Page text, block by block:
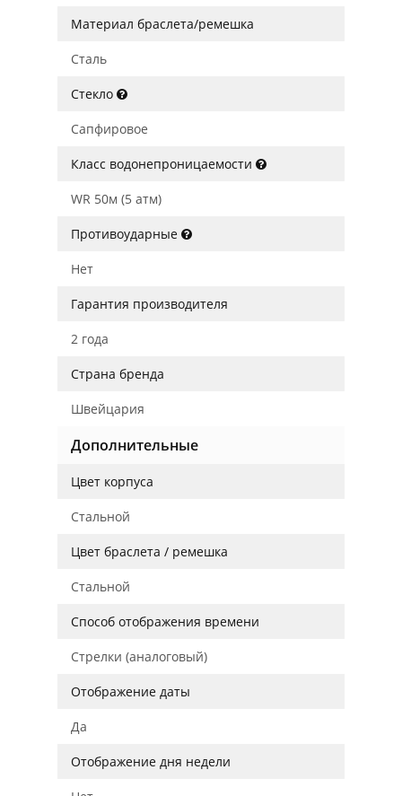
Материал браслета/ремешка
Сталь
Стекло
Сапфировое
Класс водонепроницаемости
WR 50м (5 атм)
Противоударные
Нет
Гарантия производителя
2 года
Страна бренда
Швейцария
Дополнительные
Цвет корпуса
Стальной
Цвет браслета / ремешка
Стальной
Способ отображения времени
Стрелки (аналоговый)
Отображение даты
Да
Отображение дня недели